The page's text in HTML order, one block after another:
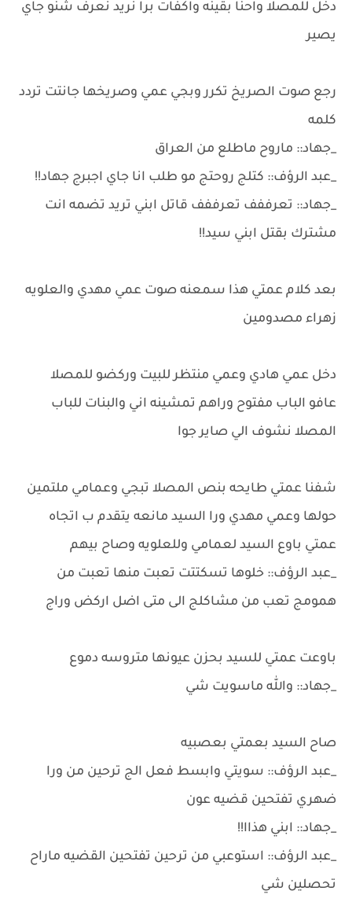
دخل للمصلا واحنا بقينه واكفات برا نريد نعرف شنو جاي
يصير
رجع صوت الصريخ تكرر وبجي عمي وصريخها جانتت تردد
كلمه
_جهاد:: ماروح ماطلع من العراق
_عبد الرؤف:: كتلج روحتج مو طلب انا جاي اجبرج جهاد!!
_جهاد:: تعرففف تعرففف قاتل ابني تريد تضمه انت
مشترك بقتل ابني سيد!!
بعد كلام عمتي هذا سمعنه صوت عمي مهدي والعلويه
زهراء مصدومين
دخل عمي هادي وعمي منتظر للبيت وركضو للمصلا
عافو الباب مفتوح وراهم تمشينه اني والبنات للباب
المصلا نشوف الي صاير جوا
شفنا عمتي طايحه بنص المصلا تبجي وعمامي ملتمين
حولها وعمي مهدي ورا السيد مانعه يتقدم ب اتجاه
عمتي باوع السيد لعمامي وللعلويه وصاح بيهم
_عبد الرؤف:: خلوها تسكتتت تعبت منها تعبت من
همومج تعب من مشاكلج الى متى اضل اركض وراج
باوعت عمتي للسيد بحزن عيونها متروسه دموع
_جهاد:: والله ماسويت شي
صاح السيد بعمتي بعصبيه
_عبد الرؤف:: سويتي وابسط فعل الج ترحين من ورا
ضهري تفتحين قضيه عون
_جهاد:: ابني هذاا!!
_عبد الرؤف:: استوعبي من ترحين تفتحين القضيه ماراح
تحصلين شي